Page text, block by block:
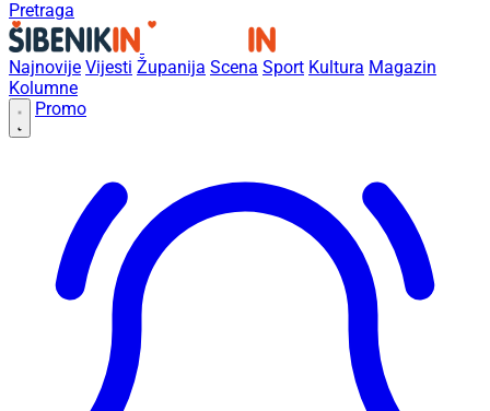
Pretraga
Najnovije Vijesti Županija Scena Sport Kultura Magazin
Kolumne
Promo